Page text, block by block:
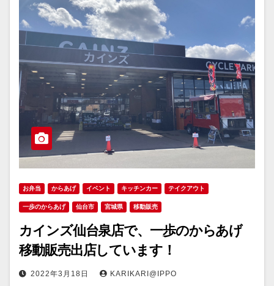
お弁当 からあげ イベント キッチンカー テイクアウト
一歩のからあげ 仙台市 宮城県 移動販売
カインズ仙台泉店で、一歩のからあげ
移動販売出店しています！
2022年3月18日 KARIKARI@IPPO